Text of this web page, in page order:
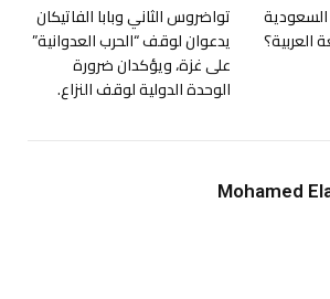
العربية؟
تواضروس الثاني وبابا الفاتيكان
يدعوان لوقف “الحرب العدوانية”
على غزة، ويؤكدان ضرورة
الوحدة الدولية لوقف النزاع.
Mohamed